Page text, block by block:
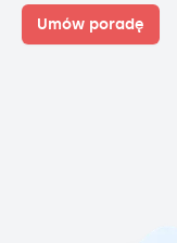
Umów poradę